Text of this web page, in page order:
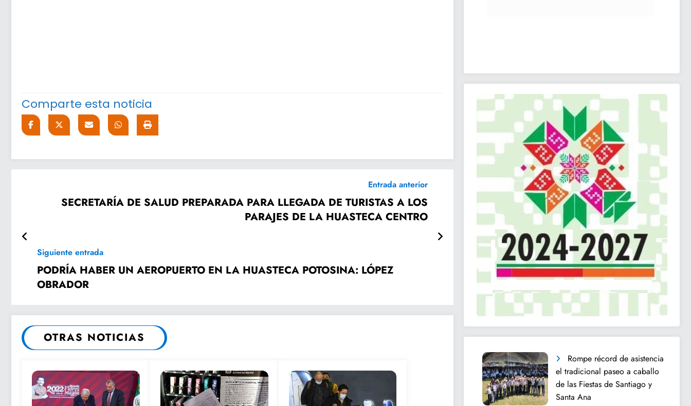
Comparte esta noticia
Entrada anterior
SECRETARÍA DE SALUD PREPARADA PARA LLEGADA DE TURISTAS A LOS
PARAJES DE LA HUASTECA CENTRO
Siguiente entrada
PODRÍA HABER UN AEROPUERTO EN LA HUASTECA POTOSINA: LÓPEZ
OBRADOR
OTRAS NOTICIAS
Rompe récord de asistencia
el tradicional paseo a caballo
de las Fiestas de Santiago y
Santa Ana